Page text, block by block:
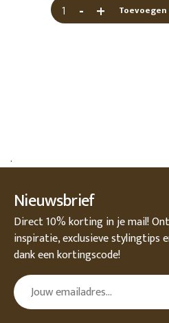
+
-
.
Nieuwsbrief
Direct 10% korting in je mail!
inspiratie, exclusieve stylingtips
dank een kortingscode!